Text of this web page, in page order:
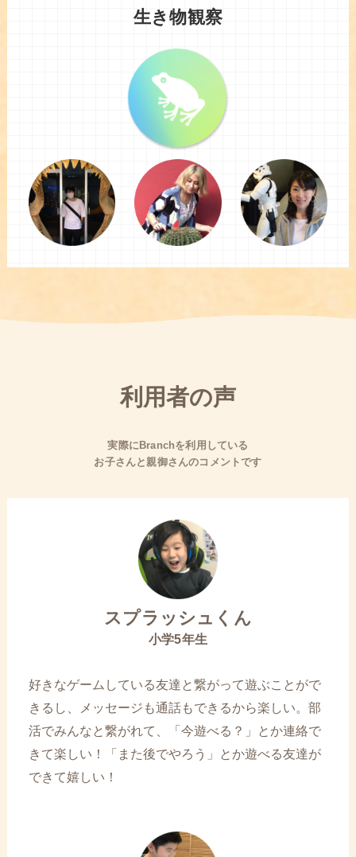
生き物観察
利用者の声
実際にBranchを利用している
お子さんと親御さんのコメントです
スプラッシュくん
小学5年生
好きなゲームしている友達と繋がって遊ぶことがで
きるし、メッセージも通話もできるから楽しい。部
活でみんなと繋がれて、「今遊べる？」とか連絡で
きて楽しい！「また後でやろう」とか遊べる友達が
できて嬉しい！